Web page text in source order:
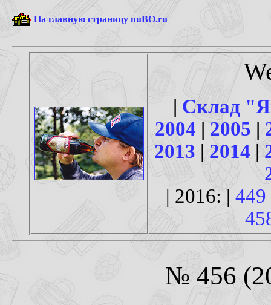
На главную страницу nuBO.ru
| Склад
2004 |2005 |
2013 |2014 |
| 2016: | 449
№ 456